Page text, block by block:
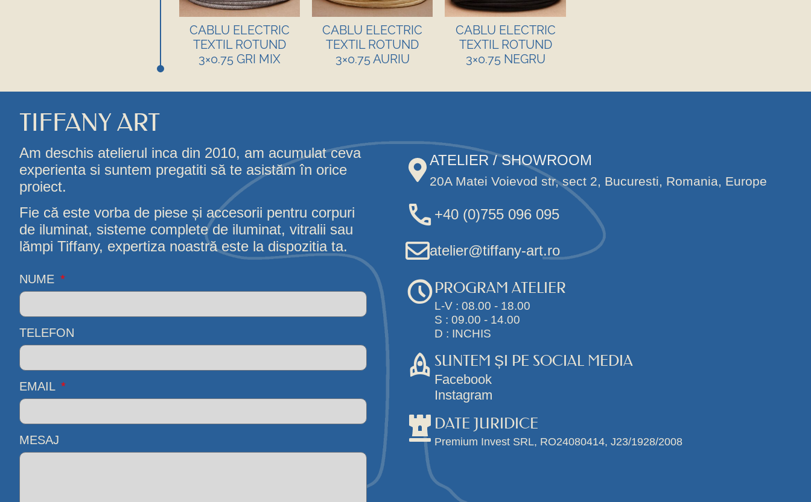
CABLU ELECTRIC
TEXTIL ROTUND
3×0.75 GRI MIX
CABLU ELECTRIC
TEXTIL ROTUND
3×0.75 AURIU
CABLU ELECTRIC
TEXTIL ROTUND
3×0.75 NEGRU
TIFFANY ART
Am deschis atelierul inca din 2010, am acumulat ceva
experienta si suntem pregatiti să te asistăm în orice
proiect.
Fie că este vorba de piese și accesorii pentru corpuri
de iluminat, sisteme complete de iluminat, vitralii sau
lămpi Tiffany, expertiza noastră este la dispozitia ta.
NUME
TELEFON
EMAIL
MESAJ
ATELIER / SHOWROOM
20A Matei Voievod str, sect 2, Bucuresti, Romania, Europe
+40 (0)755 096 095
atelier@tiffany-art.ro
PROGRAM ATELIER
L-V : 08.00 - 18.00
S : 09.00 - 14.00
D : INCHIS
SUNTEM ȘI PE SOCIAL MEDIA
Facebook
Instagram
DATE JURIDICE
Premium Invest SRL, RO24080414, J23/1928/2008